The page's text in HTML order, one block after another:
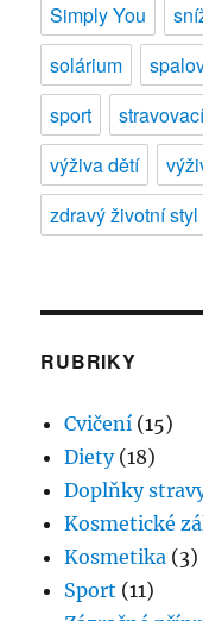
Simply You
solárium
sport
výživa dětí
zdravý životní styl
RUBRIKY
Cvičení (15)
Diety(18)
Doplňky
Kosmetické
Kosmetika (3)
Sport (11)